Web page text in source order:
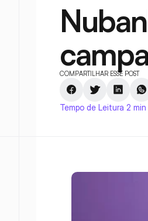
COMPARTILHAR ESSE POST
Tempo de Leitura 2 min